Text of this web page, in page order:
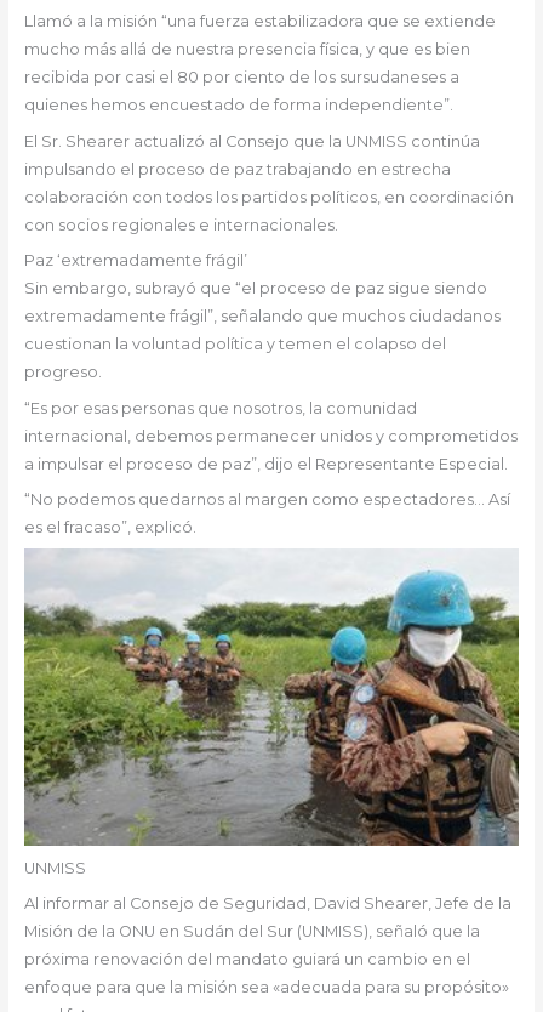
Llamó a la misión “una fuerza estabilizadora que se extiende
mucho más allá de nuestra presencia física, y que es bien
recibida por casi el 80 por ciento de los sursudaneses a
quienes hemos encuestado de forma independiente”.
El Sr. Shearer actualizó al Consejo que la UNMISS continúa
impulsando el proceso de paz trabajando en estrecha
colaboración con todos los partidos políticos, en coordinación
con socios regionales e internacionales.
Paz ‘extremadamente frágil’
Sin embargo, subrayó que “el proceso de paz sigue siendo
extremadamente frágil”, señalando que muchos ciudadanos
cuestionan la voluntad política y temen el colapso del
progreso.
“Es por esas personas que nosotros, la comunidad
internacional, debemos permanecer unidos y comprometidos
a impulsar el proceso de paz”, dijo el Representante Especial.
“No podemos quedarnos al margen como espectadores… Así
es el fracaso”, explicó.
UNMISS
Al informar al Consejo de Seguridad, David Shearer, Jefe de la
Misión de la ONU en Sudán del Sur (UNMISS), señaló que la
próxima renovación del mandato guiará un cambio en el
enfoque para que la misión sea «adecuada para su propósito»